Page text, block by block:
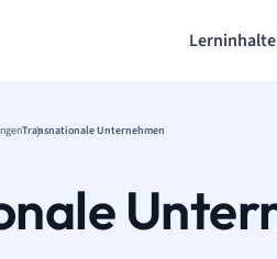
Transnationale Unternehmen